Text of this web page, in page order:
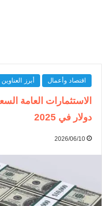
اقتصاد وأعمال أبرز العناوين
دولار في 2025
2026/06/10